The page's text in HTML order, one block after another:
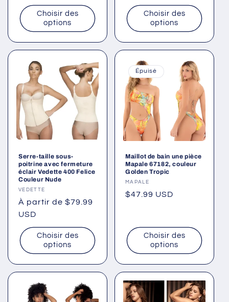
habituel
Choisir des
options
habituel
Choisir des
options
Serre-taille sous-
poitrine avec fermeture
éclair Vedette 400 Felice
Couleur Nude
Fournisseur :
VEDETTE
Prix
habituel
À partir de $79.99
USD
Choisir des
options
Épuisé
Maillot de bain une pièce
Mapale 67182, couleur
Golden Tropic
Fournisseur :
MAPALE
Prix
$47.99 USD
Choisir des
options